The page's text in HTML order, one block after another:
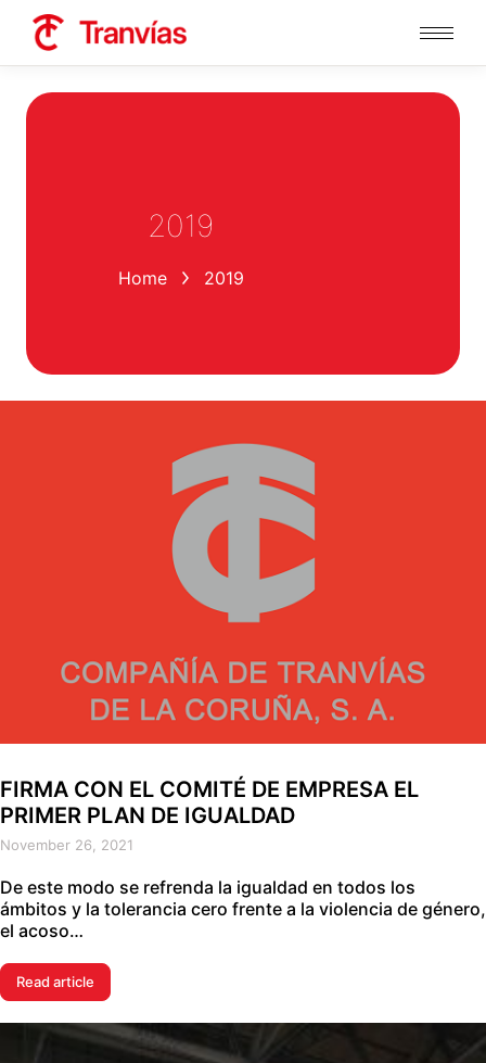
2019
You are here:
Home 2019
FIRMA CON EL COMITÉ DE EMPRESA EL
PRIMER PLAN DE IGUALDAD
November 26, 2021
De este modo se refrenda la igualdad en todos los
ámbitos y la tolerancia cero frente a la violencia de género,
el acoso…
Read article